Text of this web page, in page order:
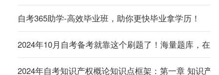
自考365助学-高效毕业班，助你更快毕业拿学历！
2024年10月自考备考就靠这个刷题了！海量题库，在
2024年自考知识产权概论知识点框架：第一章 知识产